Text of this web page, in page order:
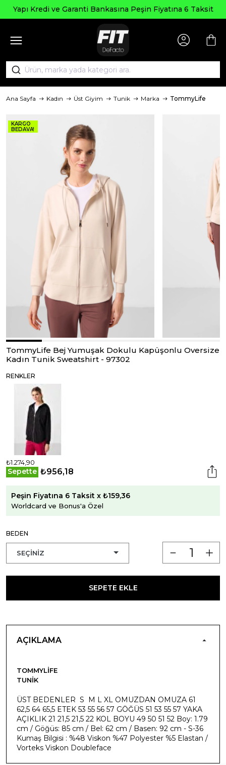
Yapı Kredi ve Garanti Bankasına Peşin Fiyatına 6 Taksit
Ana Sayfa Kadın Üst Giyim Tunik Marka TommyLife
KARGO
BEDAVA!
TommyLife Bej Yumuşak Dokulu Kapüşonlu Oversize
Kadın Tunik Sweatshirt - 97302
RENKLER
₺1.274,90
Sepette ₺956,18
Peşin Fiyatına 6 Taksit x ₺159,36
Worldcard ve Bonus'a Özel
BEDEN
SEPETE EKLE
AÇIKLAMA
TOMMYLIFE
TUNIK
ÜST BEDENLER S M L XL OMUZDAN OMUZA 61
62,5 64 65,5 ETEK 53 55 56 57 GÖĞÜS 51 53 55 57 YAKA
AÇIKLIK 21 21,5 21,5 22 KOL BOYU 49 50 51 52 Boy: 1.79
cm / Göğüs: 85 cm / Bel: 62 cm / Basen: 92 cm - S-36
Kumaş Bilgisi : %48 Viskon %47 Polyester %5 Elastan /
Vorteks Viskon Doubleface